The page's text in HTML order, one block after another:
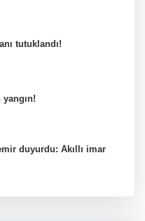
tutuklandı!
duyurdu: Akıllı imar